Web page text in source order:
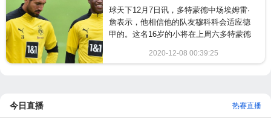
球天下12月7日讯，多特蒙德中场埃姆雷·
詹表示，他相信他的队友穆科科会适应德
甲的。这名16岁的小将在上周六多特蒙德
次德甲出场。...
2020-12-08 00:39:25
759
今日直播 热赛直播